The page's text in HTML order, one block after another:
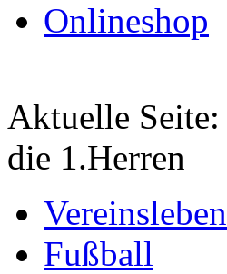
Onlineshop
Aktuelle Seite:
die 1.Herren
Vereinsleben
Fußball